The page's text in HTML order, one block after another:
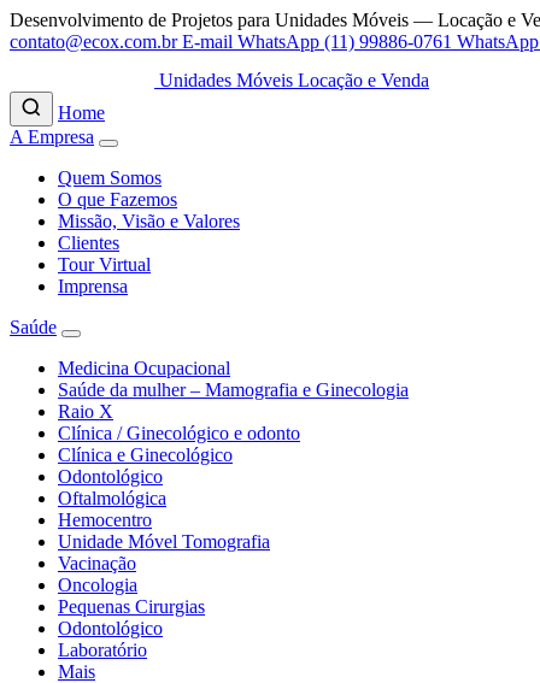
Desenvolvimento de Projetos para Unidades Móveis — Locação e
contato@ecox.com.br E-mail WhatsApp (11) 99886-0761 WhatsApp
Unidades Móveis Locação e Venda
Home
A Empresa
Quem Somos
O que Fazemos
Missão, Visão e Valores
Clientes
Tour Virtual
Imprensa
Saúde
Medicina Ocupacional
Saúde da mulher – Mamografia e Ginecologia
Raio X
Clínica / Ginecológico e odonto
Clínica e Ginecológico
Odontológico
Oftalmológica
Hemocentro
Unidade Móvel Tomografia
Vacinação
Oncologia
Pequenas Cirurgias
Odontológico
Laboratório
Mais